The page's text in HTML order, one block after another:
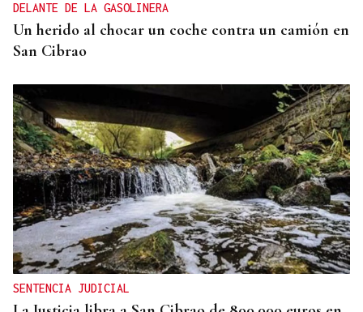
DELANTE DE LA GASOLINERA
Un herido al chocar un coche contra un camión en
San Cibrao
SENTENCIA JUDICIAL